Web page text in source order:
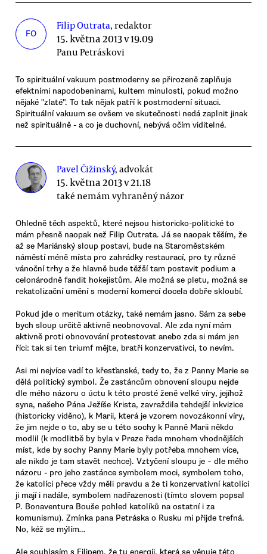
FO
Filip Outrata, redaktor
15. května 2013 v 19.09
Panu Petráskovi
To spirituální vakuum postmoderny se přirozeně zaplňuje
efektními napodobeninami, kultem minulosti, pokud možno
nějaké "zlaté". To tak nějak patří k postmoderní situaci.
Spirituální vakuum se ovšem ve skutečnosti nedá zaplnit jinak
než spirituálně - a co je duchovní, nebývá očím viditelné.
Pavel Čižinský, advokát
15. května 2013 v 21.18
také nemám vyhraněný názor
Ohledně těch aspektů, které nejsou historicko-politické to
mám přesně naopak než Filip Outrata. Já se naopak těším, že
až se Mariánský sloup postaví, bude na Staroměstském
náměstí méně místa pro zahrádky restaurací, pro ty různé
vánoční trhy a že hlavně bude těžší tam postavit podium a
celonárodně fandit hokejistům. Ale možná se pletu, možná se
rekatolizační umění s moderní komercí docela dobře skloubí.
Pokud jde o meritum otázky, také nemám jasno. Sám za sebe
bych sloup určitě aktivně neobnovoval. Ale zda nyní mám
aktivně proti obnovování protestovat anebo zda si mám jen
říci: tak si ten triumf mějte, bratři konzervativci, to nevím.
Asi mi nejvíce vadí to křesťanské, tedy to, že z Panny Marie se
dělá politický symbol. Že zastáncům obnovení sloupu nejde
dle mého názoru o úctu k této prosté ženě velké víry, jejíhož
syna, našeho Pána Ježíše Krista, zavraždila tehdejší inkvizice
(historicky viděno), k Marii, která je vzorem novozákonní víry,
že jim nejde o to, aby se u této sochy k Panně Marii někdo
modlil (k modlitbě by byla v Praze řada mnohem vhodnějších
míst, kde by sochy Panny Marie byly potřeba mnohem více,
ale nikdo je tam stavět nechce). Vztyčení sloupu je – dle mého
názoru - pro jeho zastánce symbolem moci, symbolem toho,
že katolíci přece vždy měli pravdu a že ti konzervativní katolíci
ji mají i nadále, symbolem nadřazenosti (tímto slovem popsal
P. Bonaventura Bouše pohled katolíků na ostatní i za
komunismu). Zmínka pana Petráska o Rusku mi přijde trefná.
No, kéž se mýlím…